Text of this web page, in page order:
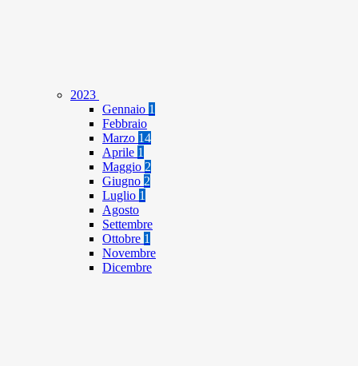
2023
Gennaio 1
Febbraio
Marzo 14
Aprile 1
Maggio 2
Giugno 2
Luglio 1
Agosto
Settembre
Ottobre 1
Novembre
Dicembre